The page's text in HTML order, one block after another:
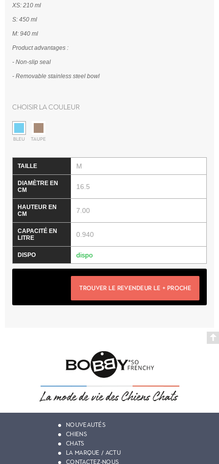
XS: 210 ml
S: 450 ml
M: 940 ml
Product advantages :
- Non-slip seal
- Removable stainless steel bowl
Choisir la couleur
BLEU TAUPE
M
16.5
7.00
0.940
dispo
TROUVER LE REVENDEUR LE + PROCHE
NOUVEAUTÉS
CHIENS
CHATS
LA MARQUE / ACTU
CONTACTEZ-NOUS